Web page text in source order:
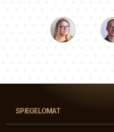
SPIEGELOMAT